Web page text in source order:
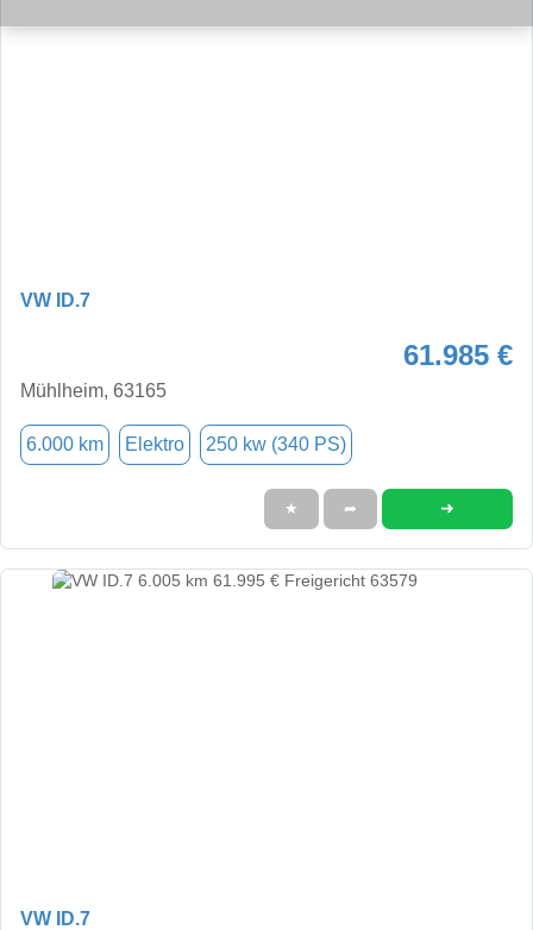
VW ID.7
61.985 €
Mühlheim, 63165
6.000 km Elektro 250 kw (340 PS)
★ ➦ ➜
VW ID.7